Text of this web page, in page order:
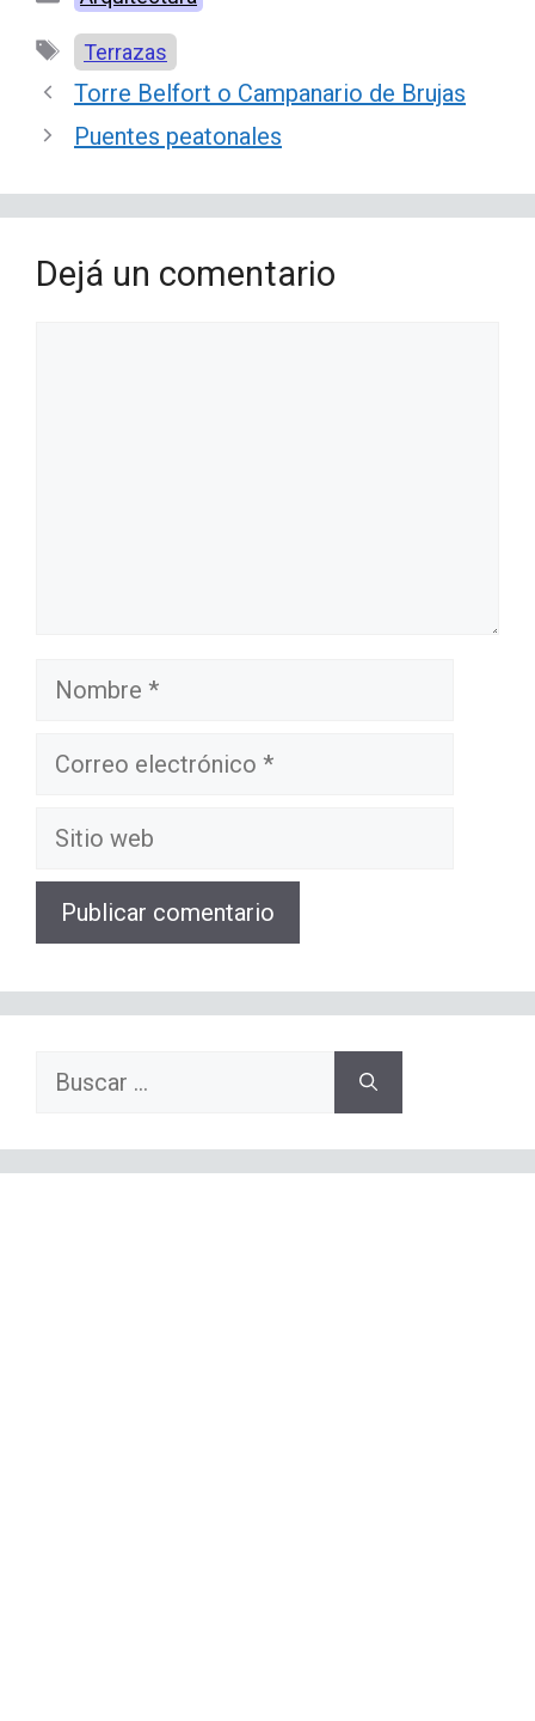
Etiquetas
Terrazas
Torre Belfort o Campanario de Brujas
Puentes peatonales
Dejá un comentario
Nombre
Correo
Sitio
Buscar: